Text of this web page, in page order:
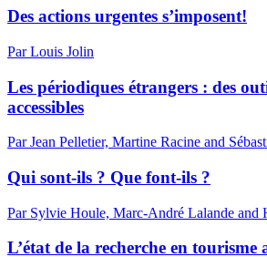
Des actions urgentes s’imposent!
Par Louis Jolin
Les périodiques étrangers : des
accessibles
Par Jean Pelletier, Martine Racine and
Qui sont-ils ? Que font-ils ?
Par Sylvie Houle, Marc-André Lalande and
L’état de la recherche en tourisme